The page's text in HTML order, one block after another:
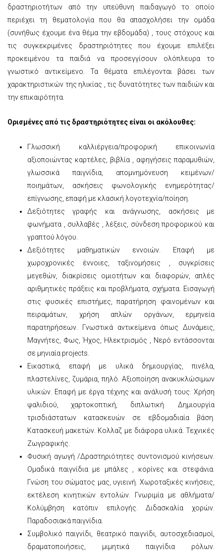
δραστηριοτήτων από την υπεύθυνη παιδαγωγό το οποίο
περιέχει τη θεματολογία που θα απασχολήσει την ομάδα
(συνήθως έχουμε ένα θέμα την εβδομάδα) , τους στόχους και
τις συγκεκριμένες δραστηριότητες που έχουμε επιλέξει
προκειμένου τα παιδιά να προσεγγίσουν ολόπλευρα το
γνωστικό αντικείμενο. Τα θέματα επιλέγονται βάσει των
χαρακτηριστικών της ηλικίας , τις δυνατότητες των παιδιών και
την επικαιρότητα.
Ορισμένες από τις δραστηριότητες είναι οι ακόλουθες:
Γλωσσική καλλιέργεια/προφορική επικοινωνία
αξιοποιώντας καρτέλες, βιβλία , αφηγήσεις παραμυθιών,
γλωσσικά παιγνίδια, απομνημόνευση κειμένων/
ποιημάτων, ασκήσεις φωνολογικής ενημερότητας/
επίγνωσης, επαφή με κλασική λογοτεχνία/ποίηση.
Δεξιότητες γραφής και ανάγνωσης, ασκήσεις με
φωνήματα , συλλαβές , λέξεις, σύνδεση προφορικού και
γραπτού λόγου.
Δεξιότητες μαθηματικών εννοιών. Επαφή με
χωροχρονικές έννοιες, ταξινομήσεις , συγκρίσεις
μεγεθών, διακρίσεις ομιοτήτων και διαφορών, απλές
αριθμητικές πράξεις και προβλήματα, σχήματα. Εισαγωγή
στις φυσικές επιστήμες, παρατήρηση φαινομένων και
πειραμάτων, χρήση απλών οργάνων, ερμηνεία
παρατηρήσεων. Γνωστικά αντικείμενα όπως Δυνάμεις,
Μαγνήτες, Φως, Ήχος, Ηλεκτρισμός , Νερό εντάσσονται
σε μηνιαία projects.
Εικαστικά, επαφή με υλικά δημιουργίας, πινέλα,
πλαστελίνες, ζυμάρια, πηλό. Αξιοποίηση ανακυκλώσιμων
υλικών. Επαφή με έργα τέχνης και ανάλυσή τους. Χρήση
ψαλιδιού, χαρτοκοπτική, διπλωτική. Δημιουργία
τρισδιάστατων κατασκευών σε εβδομαδιαία βάση.
Κατασκευή μακετών. Κολλαζ με διάφορα υλικά. Τεχνικές
Ζωγραφικής.
Φυσική αγωγή /Δραστηριότητες συντονισμού κινήσεων.
Ομαδικά παιγνίδια με μπάλες , κορίνες και στεφάνια.
Γνώση του σώματος μας, υγιεινή. Χωροταξικές κινήσεις,
εκτέλεση κινητικών εντολών. Γνωριμία με αθλήματα/
Κολύμβηση κατόπιν επιλογής. Διδασκαλία χορών.
Παραδοσιακά παιγνίδια.
Συμβολικό παιγνίδι, θεατρικό παιγνίδι, αυτοσχεδιασμοί,
δραματοποιήσεις, μιμητικά παιγνίδια ρόλων.